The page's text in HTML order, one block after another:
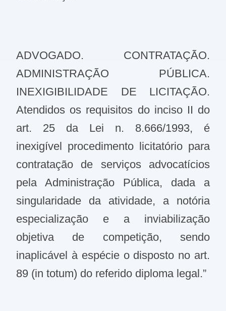
ADVOGADO. CONTRATAÇÃO.
ADMINISTRAÇÃO PÚBLICA.
INEXIGIBILIDADE DE LICITAÇÃO.
Atendidos os requisitos do inciso II do
art. 25 da Lei n. 8.666/1993, é
inexigível procedimento licitatório para
contratação de serviços advocatícios
pela Administração Pública, dada a
singularidade da atividade, a notória
especialização e a inviabilização
objetiva de competição, sendo
inaplicável à espécie o disposto no art.
89 (in totum) do referido diploma legal.”